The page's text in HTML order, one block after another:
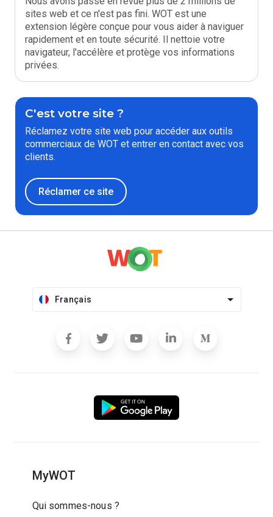
sites web et ce n'est pas fini. WOT est une
extension légère conçue pour vous aider à naviguer
rapidement et en toute sécurité. Il nettoie votre
navigateur, l'accélère et protège vos informations
privées.
C'est votre site ?
Réclamez votre site web pour accéder aux outils
commerciaux de WOT et entrer en contact avec vos
clients.
Réclamer ce site
Français
MyWOT
Qui sommes-nous ?